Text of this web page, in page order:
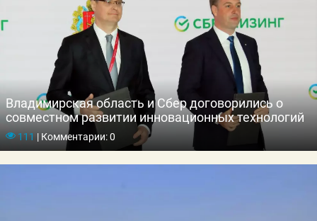
Владимирская область и Сбер договорились о
совместном развитии инновационных технологий
111 |Комментарии: 0